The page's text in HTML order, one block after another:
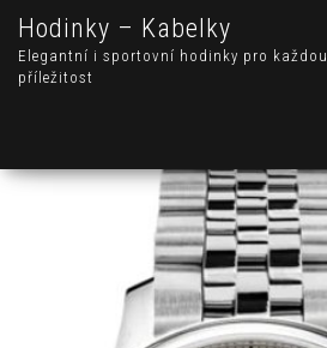
Hodinky – Kabelky
Elegantní i sportovní hodinky pro každou
příležitost